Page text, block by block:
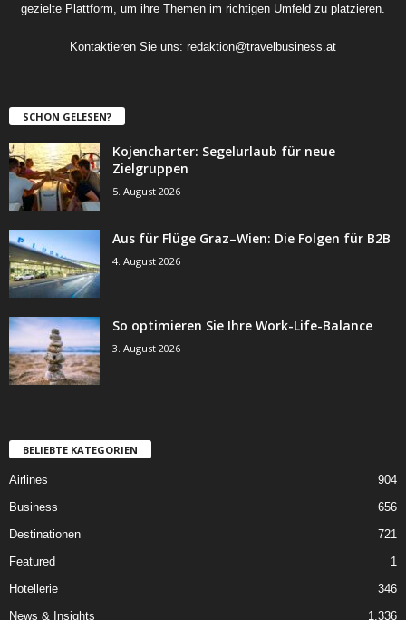
gezielte Plattform, um ihre Themen im richtigen Umfeld zu platzieren.
Kontaktieren Sie uns: redaktion@travelbusiness.at
SCHON GELESEN?
Kojencharter: Segelurlaub für neue
Zielgruppen
5. August 2026
Aus für Flüge Graz–Wien: Die Folgen für B2B
4. August 2026
So optimieren Sie Ihre Work-Life-Balance
3. August 2026
BELIEBTE KATEGORIEN
Airlines
904
Business
656
Destinationen
721
Featured
1
Hotellerie
346
News & Insights
1.336